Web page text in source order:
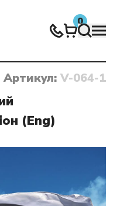
0
Артикул: V-064-1
(Eng)